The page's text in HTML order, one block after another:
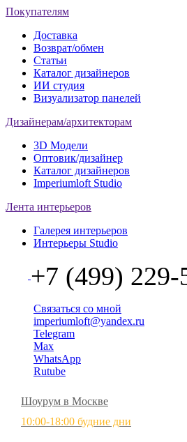
Покупателям
Доставка
Возврат/обмен
Статьи
Каталог дизайнеров
ИИ студия
Визуализатор панелей
Дизайнерам/архитекторам
3D Модели
Оптовик/дизайнер
Каталог дизайнеров
Imperiumloft Studio
Лента интерьеров
Галерея интерьеров
Интерьеры Studio
+7 (499) 229-
Связаться со мной
imperiumloft@yandex.ru
Telegram
Max
WhatsApp
Rutube
Шоурум в Москве
10:00-18:00 будние дни